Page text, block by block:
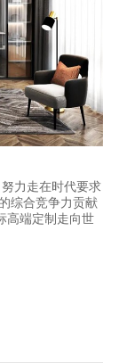
力走在时代要求
综合竞争力贡献
高端定制走向世